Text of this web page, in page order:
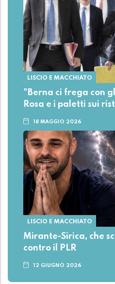
LISCIO E MACCHIATO
"Berna ci frega con
Rosa e i paletti sui
18 MAGGIO 2026
LISCIO E MACCHIATO
Mirante-Sirica, che
contro il PLR
12 GIUGNO 2026